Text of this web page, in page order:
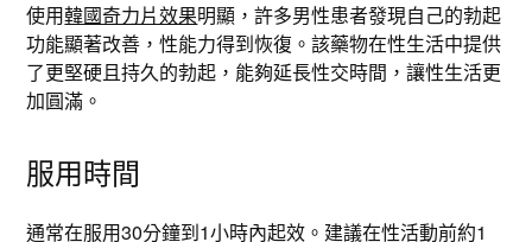
使用韓國奇力片效果明顯，許多男性患者發現自己的勃起
功能顯著改善，性能力得到恢復。該藥物在性生活中提供
了更堅硬且持久的勃起，能夠延長性交時間，讓性生活更
加圓滿。
服用時間
通常在服用30分鐘到1小時內起效。建議在性活動前約1